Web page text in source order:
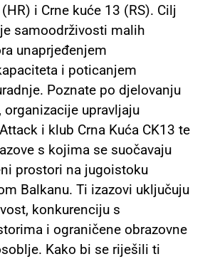
i Crne kuće 13 (RS). Cilj
samoodrživosti malih
unaprjeđenjem
i poticanjem
Poznate po djelovanju
organizacije upravljaju
i klub Crna Kuća CK13 te
s kojima se suočavaju
prostori na jugoistoku
Balkanu. Ti izazovi uključuju
konkurenciju s
i ograničene obrazovne
Kako bi se riješili ti